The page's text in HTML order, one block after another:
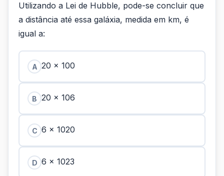
Utilizando a Lei de Hubble, pode-se concluir que
a distância até essa galáxia, medida em km, é
igual a:
A 20 × 100
B 20 × 106
C 6 × 1020
D 6 × 1023